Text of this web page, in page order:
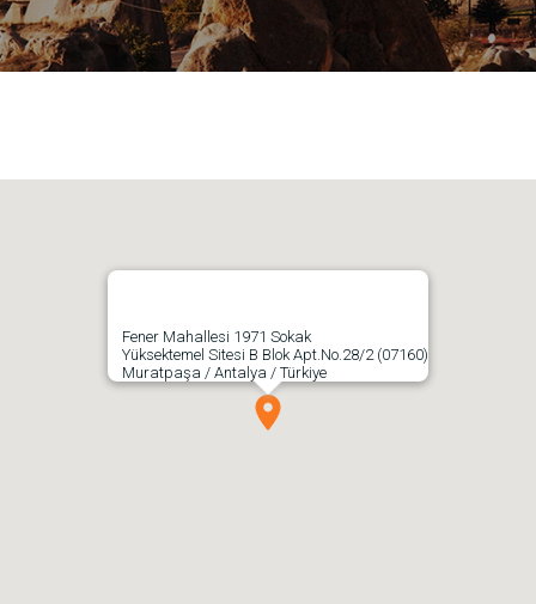
Fener Mahallesi 1971 Sokak
Yüksektemel Sitesi B Blok Apt.No.28/2 (07160)
Muratpaşa / Antalya / Türkiye